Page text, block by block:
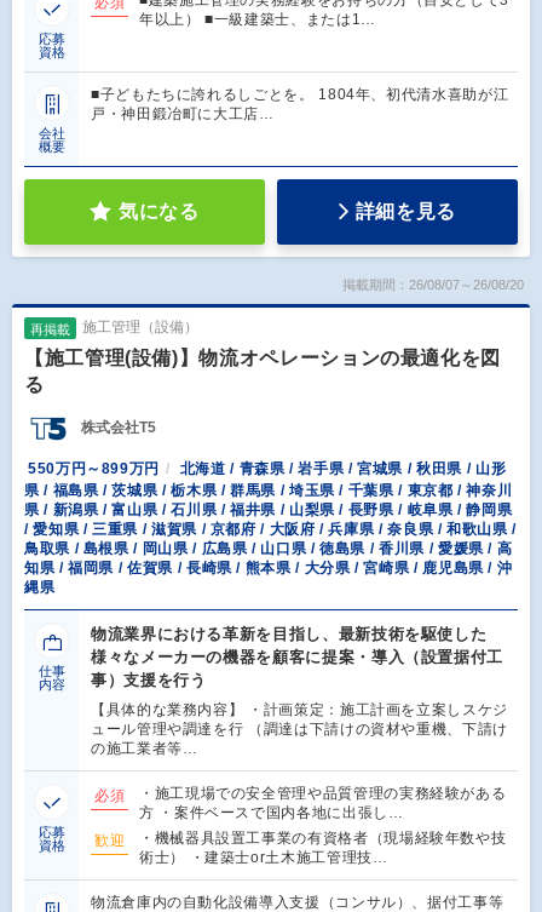
応募
資格
年以上） ■一級建築士、または1…
会社
概要
■子どもたちに誇れるしごとを。 1804年、初代清水喜助が江
戸・神田鍛冶町に大工店…
気になる 詳細を見る
掲載期間：26/08/07～26/08/20
再掲載 施工管理（設備）
【施工管理(設備)】物流オペレーションの最適化を図
る
株式会社T5
550万円～899万円
北海道 / 青森県 / 岩手県 / 宮城県 / 秋田県 / 山形
県 / 福島県 / 茨城県 / 栃木県 / 群馬県 / 埼玉県 / 千葉県 / 東京都 / 神奈川
県 / 新潟県 / 富山県 / 石川県 / 福井県 / 山梨県 / 長野県 / 岐阜県 / 静岡県
/ 愛知県 / 三重県 / 滋賀県 / 京都府 / 大阪府 / 兵庫県 / 奈良県 / 和歌山県 /
鳥取県 / 島根県 / 岡山県 / 広島県 / 山口県 / 徳島県 / 香川県 / 愛媛県 / 高
知県 / 福岡県 / 佐賀県 / 長崎県 / 熊本県 / 大分県 / 宮崎県 / 鹿児島県 / 沖
縄県
仕事
内容
物流業界における革新を目指し、最新技術を駆使した
様々なメーカーの機器を顧客に提案・導入（設置据付工
事）支援を行う
【具体的な業務内容】 ・計画策定：施工計画を立案しスケジ
ュール管理や調達を行 （調達は下請けの資材や重機、下請け
の施工業者等…
応募
資格
必須
・施工現場での安全管理や品質管理の実務経験がある
方 ・案件ベースで国内各地に出張し…
歓迎
・機械器具設置工事業の有資格者（現場経験年数や技
術士） ・建築士or土木施工管理技…
物流倉庫内の自動化設備導入支援（コンサル）、据付工事等